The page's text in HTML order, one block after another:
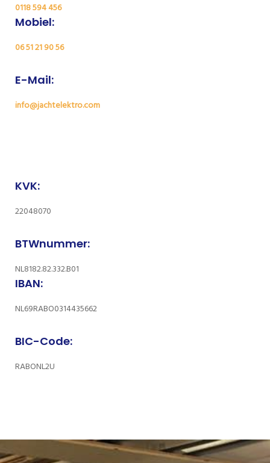
0118 594 456
Mobiel:
06 51 21 90 56
E-Mail:
info@jachtelektro.com
KVK:
22048070
BTWnummer:
NL8182.82.332.B01
IBAN:
NL69RABO0314435662
BIC-Code:
RABONL2U